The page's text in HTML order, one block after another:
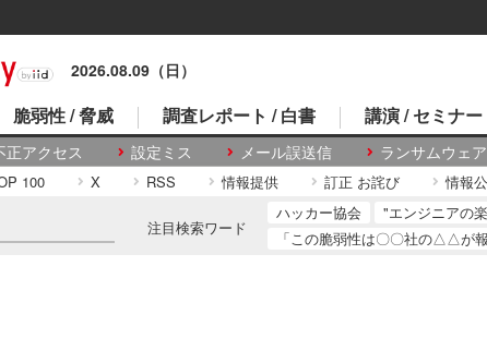
2026.08.09（日）
正アクセス 設定ミス メール誤送信 ランサムウェア
脆弱性 / 脅威 調査レポート / 白書 講演 / セミナー
100 X RSS 情報提供 訂正 お詫び 情報
注目検索ワード
ハッカー協会 "エンジニアの
「この脆弱性は〇〇社の△△が報